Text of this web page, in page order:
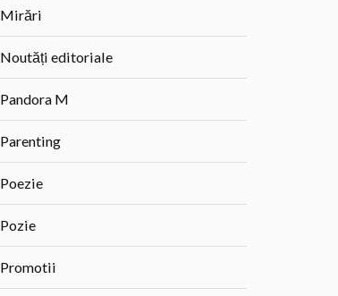
Mirări
Noutăți editoriale
Pandora M
Parenting
Poezie
Pozie
Promotii